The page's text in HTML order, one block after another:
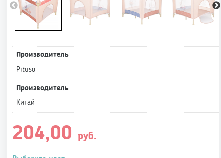
Производитель
Pituso
Производитель
Китай
204,00 руб.